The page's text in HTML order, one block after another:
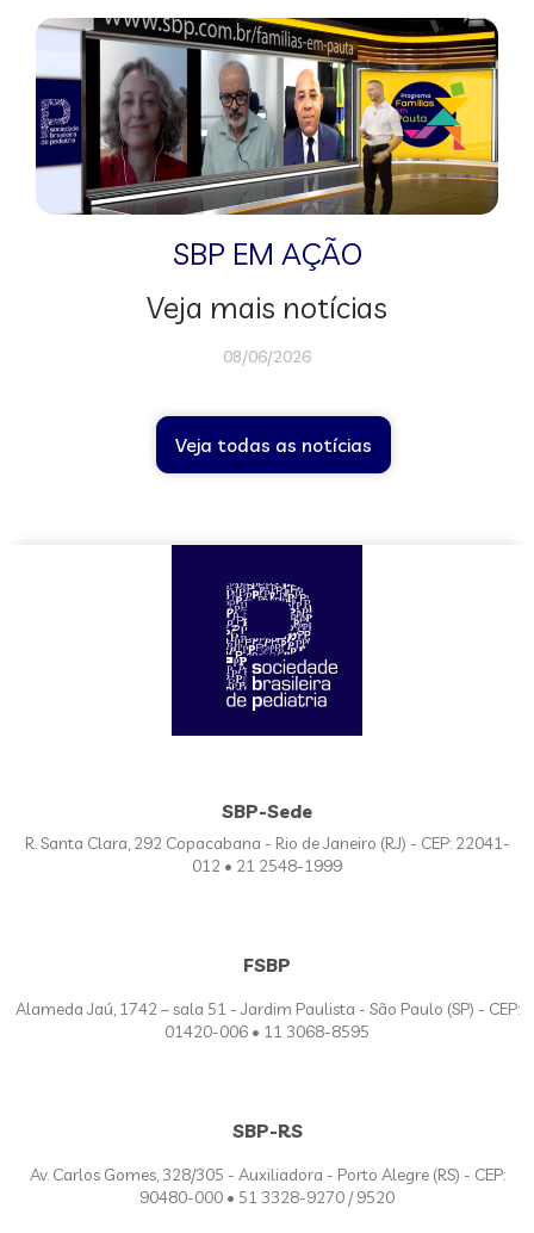
SBP EM AÇÃO
Veja mais notícias
08/06/2026
Veja todas as notícias
SBP-Sede
R. Santa Clara, 292 Copacabana - Rio de Janeiro (RJ) - CEP: 22041-
012 • 21 2548-1999
FSBP
Alameda Jaú, 1742 – sala 51 - Jardim Paulista - São Paulo (SP) - CEP:
01420-006 • 11 3068-8595
SBP-RS
Av. Carlos Gomes, 328/305 - Auxiliadora - Porto Alegre (RS) - CEP:
90480-000 • 51 3328-9270 / 9520